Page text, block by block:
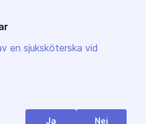
en sjuksköterska vid
Ja Nej